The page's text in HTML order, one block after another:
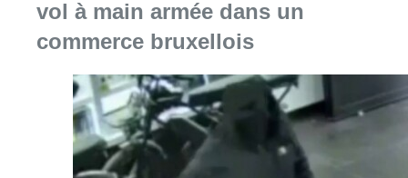
07 août 2026Consulter l'article "Deux mineurs